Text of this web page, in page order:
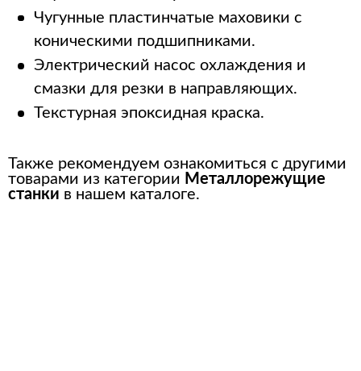
Чугунные пластинчатые маховики с
коническими подшипниками.
Электрический насос охлаждения и
смазки для резки в направляющих.
Текстурная эпоксидная краска.
Также рекомендуем ознакомиться с другими
товарами из категории Металлорежущие
станки в нашем каталоге.